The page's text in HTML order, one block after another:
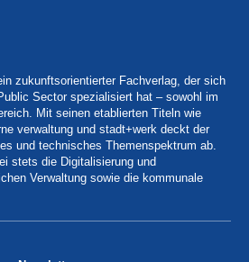
zukunftsorientierter Fachverlag, der sich
Sector spezialisiert hat – sowohl im
Mit seinen etablierten Titeln wie
verwaltung und stadt+werk deckt der
und technisches Themenspektrum ab.
stets die Digitalisierung und
Verwaltung sowie die kommunale